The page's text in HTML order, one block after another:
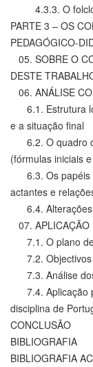
4.3.3. O
PARTE 3 – OS
PEDAGÓGICO-
05. SOBRE O
DESTE
06. ANÁLISE
6.1. Estrutura
e a situação final
6.2. O quadro
(fórmulas iniciais
6.3. Os papéis
actantes e
6.4. Alterações
07. APLICAÇÃO
7.1. O plano de
7.2. Objectivos
7.3. Análise
7.4. Aplicação
disciplina de
CONCLUSÃO
BIBLIOGRAFIA
BIBLIOGRAFIA